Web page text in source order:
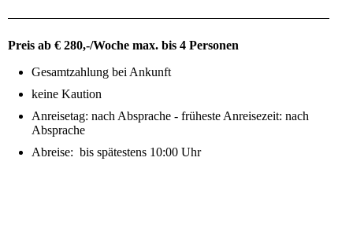
Preis ab € 280,-/Woche max. bis 4 Personen
Gesamtzahlung bei Ankunft
keine Kaution
Anreisetag: nach Absprache - früheste Anreisezeit: nach
Absprache
Abreise: bis spätestens 10:00 Uhr